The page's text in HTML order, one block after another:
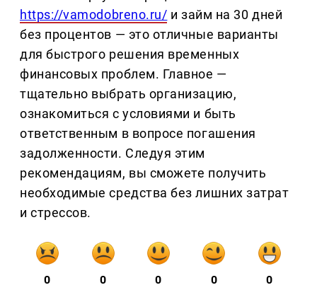
https://vamodobreno.ru/ и займ на 30 дней
без процентов — это отличные варианты
для быстрого решения временных
финансовых проблем. Главное —
тщательно выбрать организацию,
ознакомиться с условиями и быть
ответственным в вопросе погашения
задолженности. Следуя этим
рекомендациям, вы сможете получить
необходимые средства без лишних затрат
и стрессов.
0 0 0 0 0